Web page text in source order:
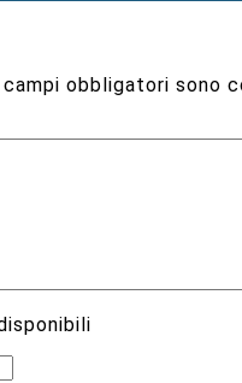
campi obbligatori sono